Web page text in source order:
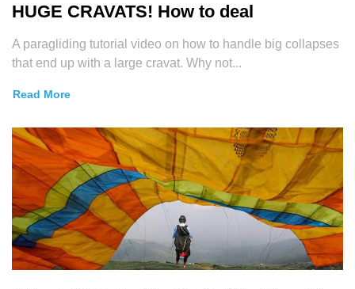
HUGE CRAVATS! How to deal
A paragliding tutorial video on how to handle big collapses
that end up with a large cravat. Why not...
Read More